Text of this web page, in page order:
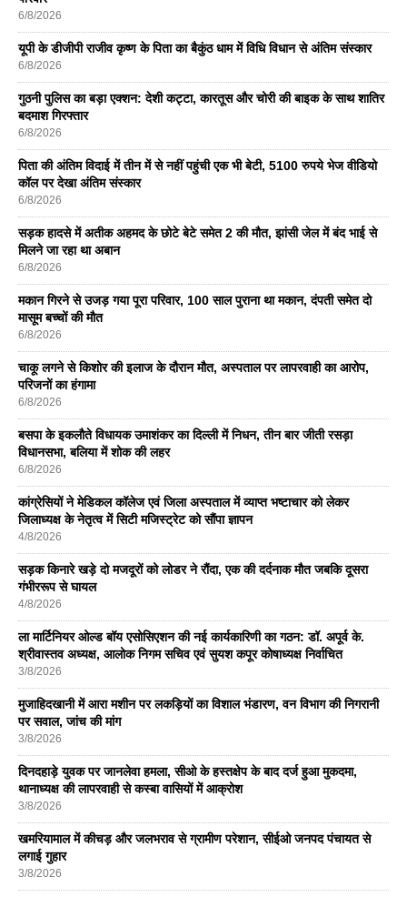
6/8/2026
यूपी के डीजीपी राजीव कृष्ण के पिता का बैकुंठ धाम में विधि विधान से अंतिम संस्कार
6/8/2026
गुठनी पुलिस का बड़ा एक्शन: देशी कट्टा, कारतूस और चोरी की बाइक के साथ शातिर
बदमाश गिरफ्तार
6/8/2026
पिता की अंतिम विदाई में तीन में से नहीं पहुंची एक भी बेटी, 5100 रुपये भेज वीडियो
कॉल पर देखा अंतिम संस्कार
6/8/2026
सड़क हादसे में अतीक अहमद के छोटे बेटे समेत 2 की मौत, झांसी जेल में बंद भाई से
मिलने जा रहा था अबान
6/8/2026
मकान गिरने से उजड़ गया पूरा परिवार, 100 साल पुराना था मकान, दंपती समेत दो
मासूम बच्चों की मौत
6/8/2026
चाकू लगने से किशोर की इलाज के दौरान मौत, अस्पताल पर लापरवाही का आरोप,
परिजनों का हंगामा
6/8/2026
बसपा के इकलाैते विधायक उमाशंकर का दिल्ली में निधन, तीन बार जीती रसड़ा
विधानसभा, बलिया में शोक की लहर
6/8/2026
कांग्रेसियों ने मेडिकल कॉलेज एवं जिला अस्पताल में व्याप्त भष्टाचार को लेकर
जिलाध्यक्ष के नेतृत्व में सिटी मजिस्ट्रेट को सौंपा ज्ञापन
4/8/2026
सड़क किनारे खड़े दो मजदूरों को लोडर ने रौंदा, एक की दर्दनाक मौत जबकि दूसरा
गंभीररूप से घायल
4/8/2026
ला मार्टिनियर ओल्ड बॉय एसोसिएशन की नई कार्यकारिणी का गठन: डॉ. अपूर्व के.
श्रीवास्तव अध्यक्ष, आलोक निगम सचिव एवं सुयश कपूर कोषाध्यक्ष निर्वाचित
3/8/2026
मुजाहिदखानी में आरा मशीन पर लकड़ियों का विशाल भंडारण, वन विभाग की निगरानी
पर सवाल, जांच की मांग
3/8/2026
दिनदहाड़े युवक पर जानलेवा हमला, सीओ के हस्तक्षेप के बाद दर्ज हुआ मुकदमा,
थानाध्यक्ष की लापरवाही से कस्बा वासियों में आक्रोश
3/8/2026
खमरियामाल में कीचड़ और जलभराव से ग्रामीण परेशान, सीईओ जनपद पंचायत से
लगाई गुहार
3/8/2026